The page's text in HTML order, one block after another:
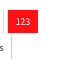
123